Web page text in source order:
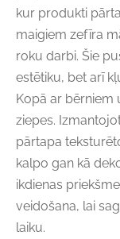
kur produkti
maigiem zefīra
roku darbi. Šie
estētiku, bet arī
Kopā ar bērniem
ziepes.
pārtapa
kalpo gan kā
ikdienas
veidošana, lai
laiku.